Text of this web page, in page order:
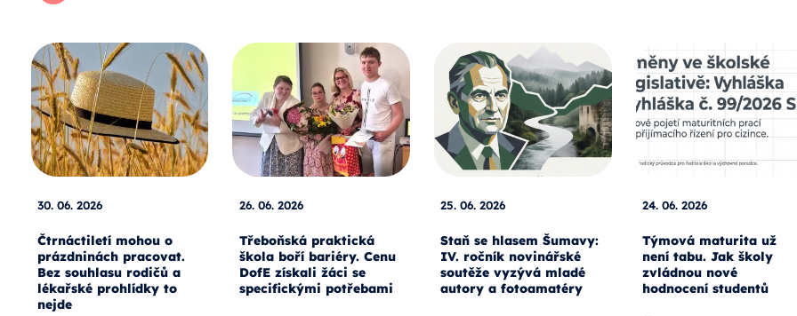
30. 06. 2026
Čtrnáctiletí mohou o
prázdninách pracovat.
Bez souhlasu rodičů a
lékařské prohlídky to
nejde
26. 06. 2026
Třeboňská praktická
škola boří bariéry. Cenu
DofE získali žáci se
specifickými potřebami
25. 06. 2026
Staň se hlasem Šumavy:
IV. ročník novinářské
soutěže vyzývá mladé
autory a fotoamatéry
24. 06. 2026
Týmová maturita už
není tabu. Jak školy
zvládnou nové
hodnocení studentů